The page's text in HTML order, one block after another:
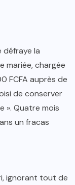
défraye la
mariée, chargée
FCFA auprès de
de conserver
». Quatre mois
un fracas
ignorant tout de